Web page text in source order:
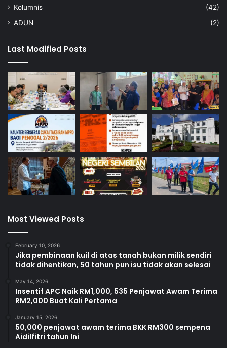
Kolumnis
(42)
ADUN
(2)
Last Modified Posts
Most Viewed Posts
February 10, 2026
Jika pembinaan kuil di atas tanah bukan milik sendiri
tidak dihentikan, 50 tahun pun isu tidak akan selesai
May 14, 2026
Insentif APC Naik RM1,000, 535 Penjawat Awam Terima
RM2,000 Buat Kali Pertama
January 15, 2026
50,000 penjawat awam terima BKK RM300 sempena
Aidilfitri tahun Ini